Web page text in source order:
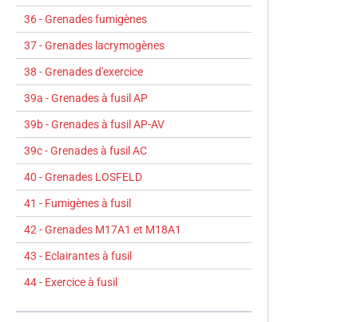
36 - Grenades fumigènes
37 - Grenades lacrymogènes
38 - Grenades d'exercice
39a - Grenades à fusil AP
39b - Grenades à fusil AP-AV
39c - Grenades à fusil AC
40 - Grenades LOSFELD
41 - Fumigènes à fusil
42 - Grenades M17A1 et M18A1
43 - Eclairantes à fusil
44 - Exercice à fusil